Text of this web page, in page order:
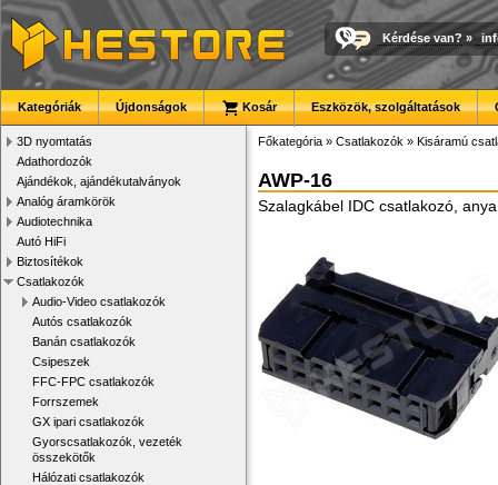
Kérdése van? »
Kategóriák Újdonságok Kosár Eszközök, szolgáltatások
3D nyomtatás
Adathordozók
Ajándékok, ajándékutalványok
Analóg áramkörök
Audiotechnika
Autó HiFi
Biztosítékok
Csatlakozók
Audio-Video csatlakozók
Autós csatlakozók
Banán csatlakozók
Csipeszek
FFC-FPC csatlakozók
Forrszemek
GX ipari csatlakozók
Gyorscsatlakozók, vezeték
összekötők
Hálózati csatlakozók
Főkategória » Csatlakozók » Kisáramú
AWP-16
Szalagkábel IDC csatlakozó,